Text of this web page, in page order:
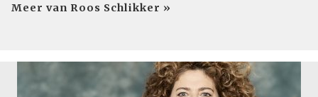
Meer van Roos Schlikker »